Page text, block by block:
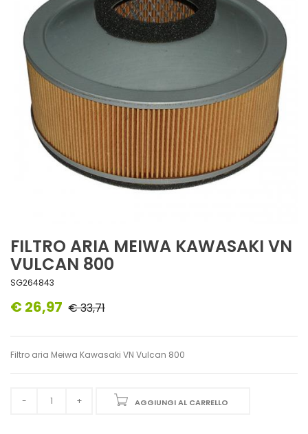
FILTRO ARIA MEIWA KAWASAKI VN
VULCAN 800
SG264843
€ 26,97 € 33,71
Filtro aria Meiwa Kawasaki VN Vulcan 800
AGGIUNGI AL CARRELLO